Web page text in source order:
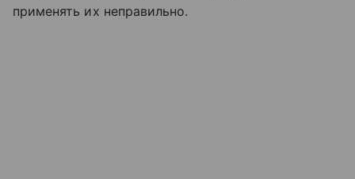
применять их неправильно.